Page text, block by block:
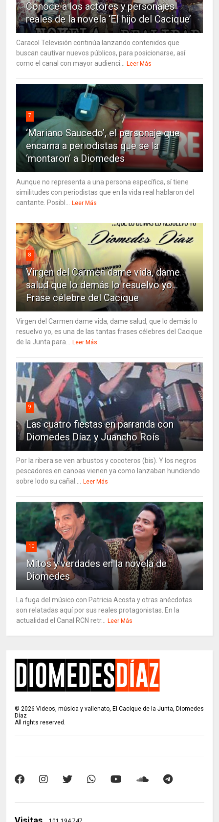
Conoce a los actores y personajes
reales de la novela ‘El hijo del Cacique’
Caracol Televisión continúa lanzando contenidos que
buscan cautivar nuevos públicos, para posicionarse, así
como el canal con mayor audienci... Leer Más
7
‘Mariano Saucedo’, el personaje que
encarna a periodistas que se la
‘montaron’ a Diomedes
Aunque no representa a una persona específica, sí tiene
similitudes con periodistas que en la vida real hablaron del
cantante. Posibl... Leer Más
8
Virgen del Carmen dame vida, dame
salud que lo demás lo resuelvo yo…
Frase célebre del Cacique
Virgen del Carmen dame vida, dame salud, que lo demás lo
resuelvo yo, es una de las tantas frases célebres del Cacique
de la Junta para... Leer Más
9
Las cuatro fiestas en parranda con
Diomedes Díaz y Juancho Roís
Por la ribera se ven arbustos y cocoteros (bis). Y los negros
pescadores en canoas vienen ya como lanzaban hundiendo
sobre lodo su cañal.... Leer Más
10
Mitos y verdades en la novela de
Diomedes
La fuga del músico con Patricia Acosta y otras anécdotas
son relatadas aquí por sus reales protagonistas. En la
actualidad el Canal RCN retr... Leer Más
©2026 Videos, música y vallenato, El Cacique de la Junta, Diomedes
Díaz
All rights reserved.